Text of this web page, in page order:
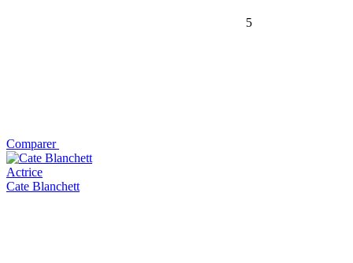
5
Comparer
Actrice
Cate Blanchett